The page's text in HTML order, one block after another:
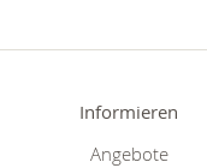
Informieren
Angebote